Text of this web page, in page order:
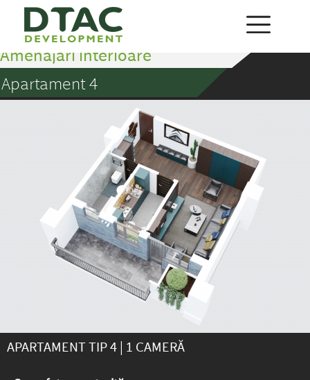
Amenajări interioare
Apartament 4
APARTAMENT TIP 4 | 1 CAMERĂ